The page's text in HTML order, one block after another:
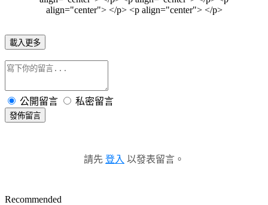
align="center"> </p> <p align="center"> </p>
載入更多
公開留言 私密留言
發佈留言
請先 登入 以發表留言。
Recommended